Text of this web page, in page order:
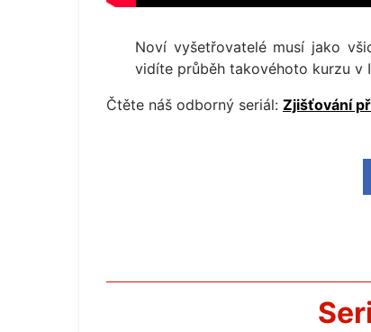
Noví vyšetřovatelé musí jako
vidíte průběh takovéhoto kurzu v
Čtěte náš odborný seriál: Zjišťování